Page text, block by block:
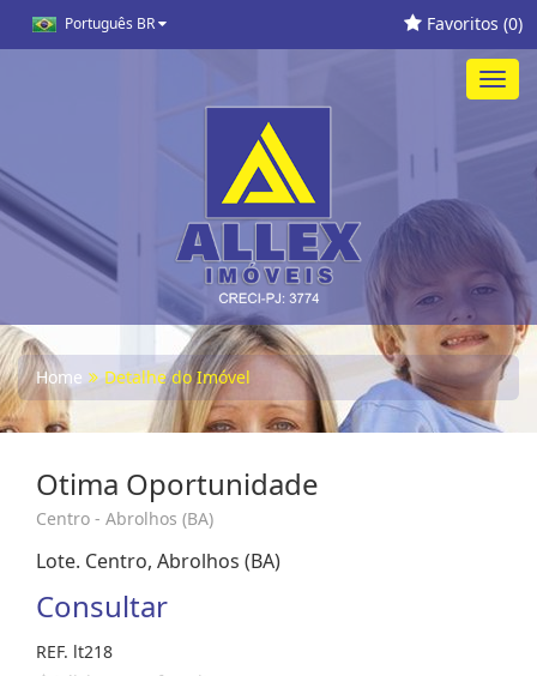
Português BR Favoritos (0)
Home Detalhe do Imóvel
Otima Oportunidade
Centro - Abrolhos (BA)
Lote. Centro, Abrolhos (BA)
Consultar
REF. lt218